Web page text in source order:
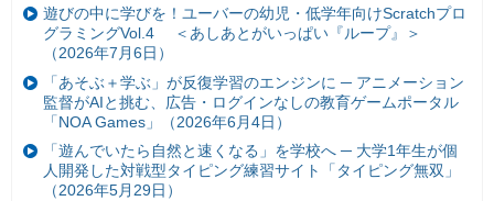
遊びの中に学びを！ユーバーの幼児・低学年向けScratchプロ
グラミングVol.4 ＜あしあとがいっぱい『ループ』＞
（2026年7月6日）
「あそぶ＋学ぶ」が反復学習のエンジンに ─ アニメーション
監督がAIと挑む、広告・ログインなしの教育ゲームポータル
「NOA Games」（2026年6月4日）
「遊んでいたら自然と速くなる」を学校へ ─ 大学1年生が個
人開発した対戦型タイピング練習サイト「タイピング無双」
（2026年5月29日）